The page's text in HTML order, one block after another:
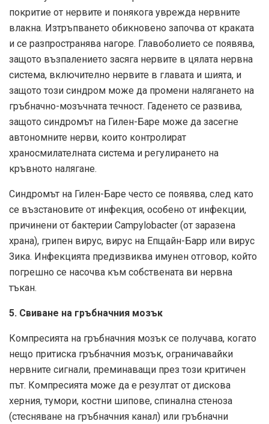
покритие от нервите и понякога уврежда нервните
влакна. Изтръпването обикновено започва от краката
и се разпространява нагоре. Главоболието се появява,
защото възпалението засяга нервите в цялата нервна
система, включително нервите в главата и шията, и
защото този синдром може да промени налягането на
гръбначно-мозъчната течност. Гаденето се развива,
защото синдромът на Гилен-Баре може да засегне
автономните нерви, които контролират
храносмилателната система и регулирането на
кръвното налягане.
Синдромът на Гилен-Баре често се появява, след като
се възстановите от инфекция, особено от инфекции,
причинени от бактерии Campylobacter (от заразена
храна), грипен вирус, вирус на Епщайн-Барр или вирус
Зика. Инфекцията предизвиква имунен отговор, който
погрешно се насочва към собствената ви нервна
тъкан.
5. Свиване на гръбначния мозък
Компресията на гръбначния мозък се получава, когато
нещо притиска гръбначния мозък, ограничавайки
нервните сигнали, преминаващи през този критичен
път. Компресията може да е резултат от дискова
херния, тумори, костни шипове, спинална стеноза
(стесняване на гръбначния канал) или гръбначни